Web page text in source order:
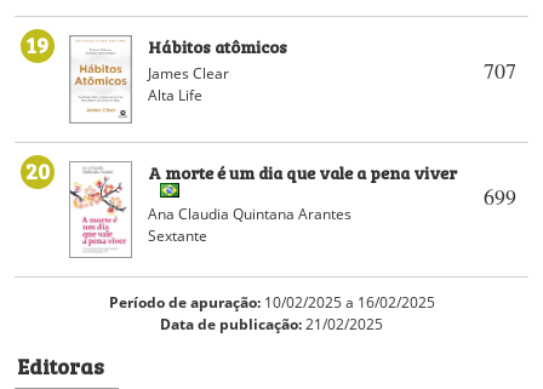
19
707
Hábitos atômicos
James Clear
Alta Life
20
699
A morte é um dia que vale a pena viver
Ana Claudia Quintana Arantes
Sextante
Período de apuração:10/02/2025 a 16/02/2025
Data de publicação:21/02/2025
Editoras